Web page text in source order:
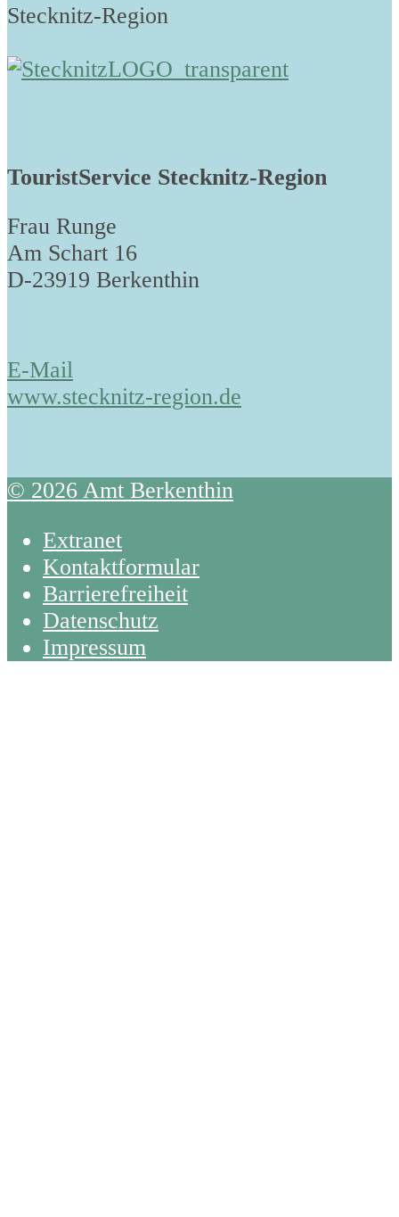
Stecknitz-Region
TouristService Stecknitz-Region
Frau Runge
Am Schart 16
D-23919 Berkenthin
E-Mail
www.stecknitz-region.de
© 2026 Amt Berkenthin
Extranet
Kontaktformular
Barrierefreiheit
Datenschutz
Impressum